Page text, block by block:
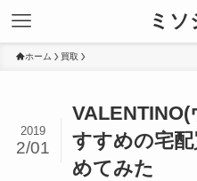
ミソ
ホーム 買取
すすめの宅
めてみた
2019
2/01